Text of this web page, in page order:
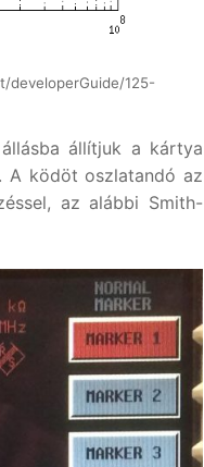
developerGuide/125-
állítjuk a kártya
A ködöt oszlatandó az
az alábbi Smith-